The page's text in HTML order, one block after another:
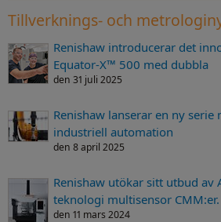
Tillverknings- och
Renishaw introducerar det
Equator-X™ 500 med dubbla
den 31 juli 2025
Renishaw lanserar en ny
industriell automation
den 8 april 2025
Renishaw utökar sitt utbud av
teknologi multisensor CMM:er.
den 11 mars 2024